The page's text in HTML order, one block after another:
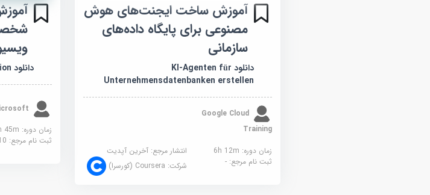
آموزش ساخت ایجنت‌های هوش
مصنوعی برای پایگاه داده‌های
سازمانی
دانلود KI-Agenten für
Unternehmensdatenbanken erstellen
Google Cloud
Training
زمان دوره: 6h 12m
انتشار مرجع: آخرین آپدیت
ثبت نام مرجع: - شرکت: Coursera (کورسرا)
دانلود Automation & Customization
زمان دوره: 5h 45m
ثبت نام مرجع: